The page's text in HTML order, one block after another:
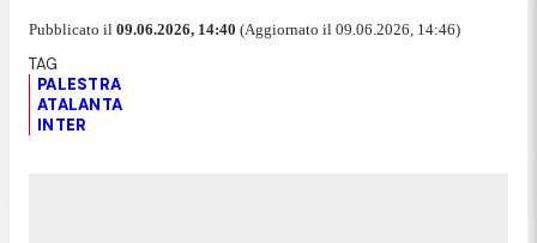
Pubblicato il 09.06.2026, 14:40 (Aggiornato il 09.06.2026, 14:46)
PALESTRA
ATALANTA
INTER